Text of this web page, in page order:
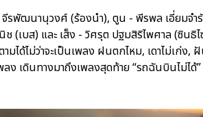
รพัฒนานุวงศ์ (ร้องนำ), ตูน - พีรพล เอี่ยมจำ
(เบส) และ เส็ง - วิศรุต ปฐมสิริไพศาล (ซินธิ
มได้ไม่ว่าจะเป็นเพลง ฝนตกไหม, เดาไม่เก่ง
ลง เดินทางมาถึงเพลงสุดท้าย “รถฉันบินไม่ไ